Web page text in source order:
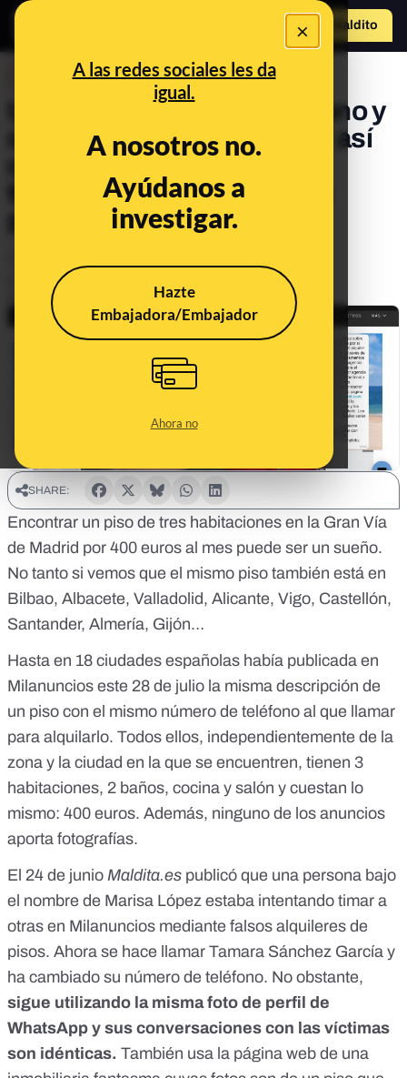
×
A las redes sociales les da
igual.
A nosotros no.
Ayúdanos a
investigar.
Hazte
Embajadora/Embajador
Ahora no
Hazte Maldito
Un nuevo número de teléfono y
otra inmobiliaria fantasma: así
cambian de estrategia los
timadores de alquileres de
Publicado el
Actualizado el
Sep 17, 2021, 8:55:00 AM
SHARE:
Encontrar un piso de tres habitaciones en la Gran Vía
de Madrid por 400 euros al mes puede ser un sueño.
No tanto si vemos que el mismo piso también está en
Bilbao, Albacete, Valladolid, Alicante, Vigo, Castellón,
Santander, Almería, Gijón…
Hasta en 18 ciudades españolas había publicada en
Milanuncios este 28 de julio la misma descripción de
un piso con el mismo número de teléfono al que llamar
para alquilarlo. Todos ellos, independientemente de la
zona y la ciudad en la que se encuentren, tienen 3
habitaciones, 2 baños, cocina y salón y cuestan lo
mismo: 400 euros. Además, ninguno de los anuncios
aporta fotografías.
El 24 de junio Maldita.es publicó que una persona bajo
el nombre de Marisa López estaba intentando timar a
otras en Milanuncios mediante falsos alquileres de
pisos. Ahora se hace llamar Tamara Sánchez García y
ha cambiado su número de teléfono. No obstante,
sigue utilizando la misma foto de perfil de
WhatsApp y sus conversaciones con las víctimas
son idénticas. También usa la página web de una